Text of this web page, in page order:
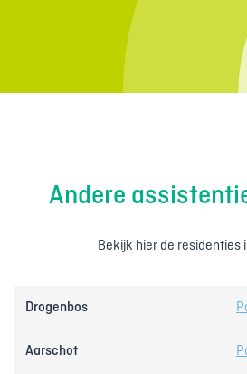
Andere
Bekijk hier de residenties
Drogenbos
Aarschot